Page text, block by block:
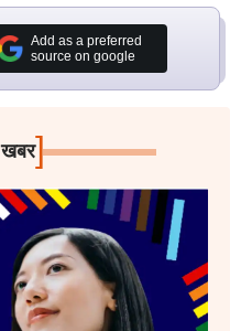
Add as a preferred
source on google
]